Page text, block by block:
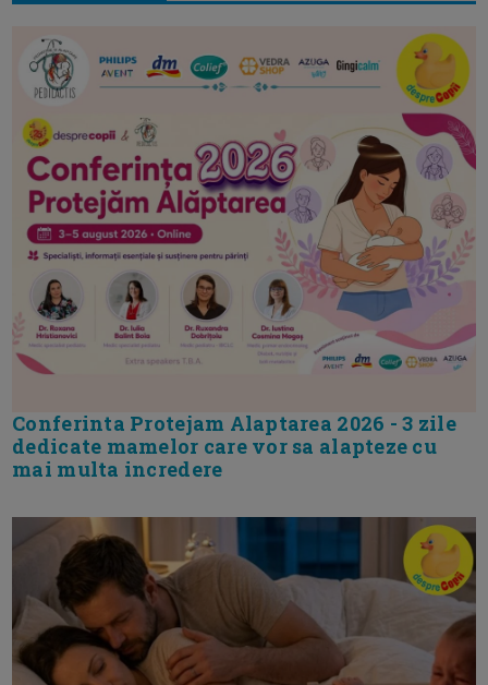
Conferinta Protejam Alaptarea 2026 - 3 zile
dedicate mamelor care vor sa alapteze cu
mai multa incredere